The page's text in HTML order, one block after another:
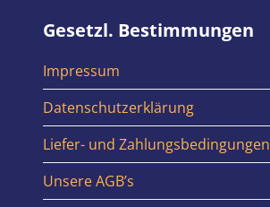
Gesetzl. Bestimmungen
Impressum
Datenschutzerklärung
Liefer- und Zahlungsbedingungen
Unsere AGB’s